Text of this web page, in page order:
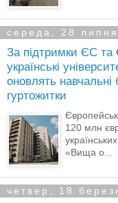
середа, 28
За підтримки ЄС та
українські
оновлять навчальні
гуртожитки
120 млн
«Вища о...
четвер, 18